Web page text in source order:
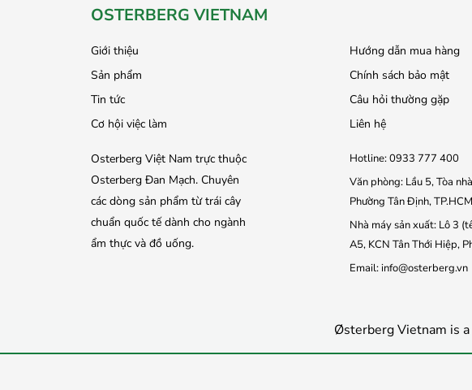
OSTERBERG VIETNAM
Giới thiệu
Sản phẩm
Tin tức
Cơ hội việc làm
Osterberg Việt Nam trực thuộc
Osterberg Đan Mạch. Chuyên
các dòng sản phẩm từ trái cây
chuẩn quốc tế dành cho ngành
ẩm thực và đồ uống.
Hướng dẫn mua hàng
Chính sách bảo mật
Câu hỏi thường gặp
Liên hệ
Hotline: 0933 777 400
Văn phòng: Lầu 5, Tòa
Phường Tân Định, TP.HCM
Nhà máy sản xuất: Lô 3
A5, KCN Tân Thới Hiệp,
Email: info@osterberg.vn
Østerberg Vietnam is